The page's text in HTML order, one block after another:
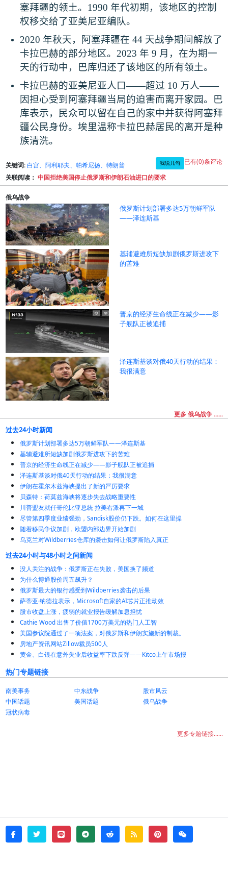
塞拜疆的领土。 1990 年代初期，该地区的控制
权移交给了亚美尼亚编队。
2020 年秋天，阿塞拜疆在 44 天战争期间解放了
卡拉巴赫的部分地区。 2023 年 9 月，在为期一
天的行动中，巴库归还了该地区的所有领土。
卡拉巴赫的亚美尼亚人口——超过 10 万人——
因担心受到阿塞拜疆当局的迫害而离开家园。巴
库表示，民众可以留在自己的家中并获得阿塞拜
疆公民身份。埃里温称卡拉巴赫居民的离开是种
族清洗。
关键词: 白宫、阿利耶夫、帕希尼扬、特朗普 我说几句 已有(0)条评论
关联阅读： 中国拒绝美国停止俄罗斯和伊朗石油进口的要求
俄乌战争
俄罗斯计划部署多达5万朝鲜军队
——泽连斯基
基辅避难所短缺加剧俄罗斯进攻下
的苦难
普京的经济生命线正在减少——影
子舰队正被追捕
泽连斯基谈对俄40天行动的结果：
我很满意
更多 俄乌战争 ......
过去24小时新闻
俄罗斯计划部署多达5万朝鲜军队——泽连斯基
基辅避难所短缺加剧俄罗斯进攻下的苦难
普京的经济生命线正在减少——影子舰队正被追捕
泽连斯基谈对俄40天行动的结果：我很满意
伊朗在霍尔木兹海峡提出了新的严厉要求
贝森特：荷莫兹海峡将逐步失去战略重要性
川普盟友就任哥伦比亚总统 拉美右派再下一城
尽管第四季度业绩强劲，Sandisk股价仍下跌。如何在这里操
随着移民争议加剧，欧盟内部边界开始加剧
乌克兰对Wildberries仓库的袭击如何让俄罗斯陷入真正
过去24小时与48小时之间新闻
没人关注的战争：俄罗斯正在失败，美国换了频道
为什么博通股价周五飙升？
俄罗斯最大的银行感受到Wildberries袭击的后果
萨蒂亚·纳德拉表示，Microsoft自家的AI芯片正推动效
股市收盘上涨，疲弱的就业报告缓解加息担忧
Cathie Wood 出售了价值1700万美元的热门人工智
美国参议院通过了一项法案，对俄罗斯和伊朗实施新的制裁。
房地产资讯网站Zillow裁员500人
黄金、白银在意外失业后收益率下跌反弹——Kitco上午市场报
热门专题链接
南美事务 中东战争
股市风云
中国话题
美国话题
俄乌战争
冠状病毒
更多专题链接......
facebook
twitter line telegramreddit rss pinterestweixin